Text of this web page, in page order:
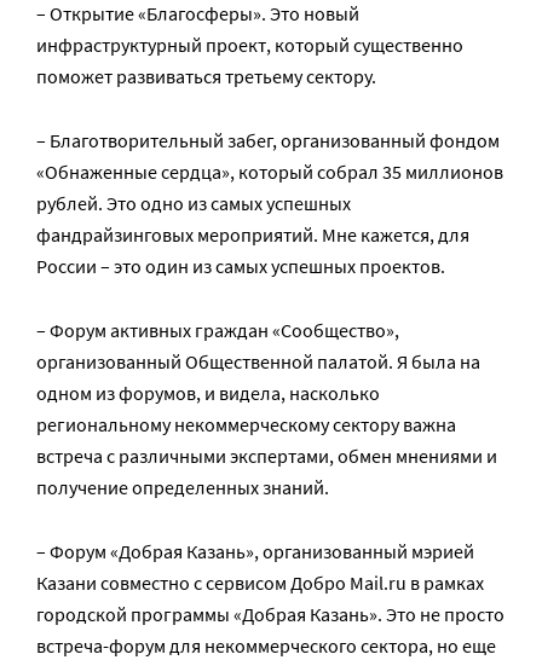
– Открытие «Благосферы». Это новый
инфраструктурный проект, который существенно
поможет развиваться третьему сектору.
– Благотворительный забег, организованный фондом
«Обнаженные сердца», который собрал 35 миллионов
рублей. Это одно из самых успешных
фандрайзинговых мероприятий. Мне кажется, для
России – это один из самых успешных проектов.
– Форум активных граждан «Сообщество»,
организованный Общественной палатой. Я была на
одном из форумов, и видела, насколько
региональному некоммерческому сектору важна
встреча с различными экспертами, обмен мнениями и
получение определенных знаний.
– Форум «Добрая Казань», организованный мэрией
Казани совместно с сервисом Добро Mail.ru в рамках
городской программы «Добрая Казань». Это не просто
встреча-форум для некоммерческого сектора, но еще